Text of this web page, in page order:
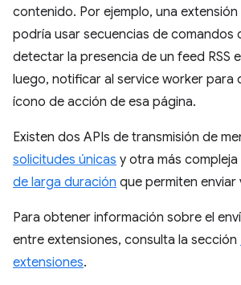
contenido. Por ejemplo, una extensión
podría usar secuencias de comandos
detectar la presencia de un feed RSS
luego, notificar al service worker para
ícono de acción de esa página.
Existen dos APIs de transmisión de
solicitudes únicas y otra más compleja
de larga duración que permiten enviar
Para obtener información sobre el
entre extensiones, consulta la sección
extensiones.